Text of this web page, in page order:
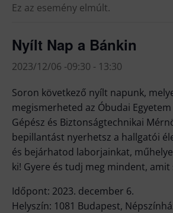
Ez az esemény elmúlt.
Nyílt Nap a Bánkin
2023/12/06 -09:30 - 13:30
Soron következő nyílt napunk,
megismerheted az Óbudai
Gépész és Biztonságtechnikai
bepillantást nyerhetsz a hallgatói
és bejárhatod laborjainkat,
ki! Gyere és tudj meg mindent, amit
Időpont: 2023. december 6.
Helyszín: 1081 Budapest,